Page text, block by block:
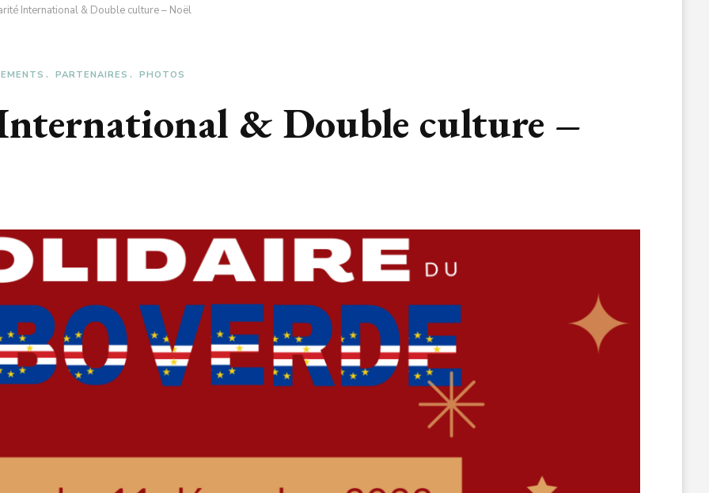
International & Double culture – Noël
PARTENAIRES PHOTOS
& Double culture –